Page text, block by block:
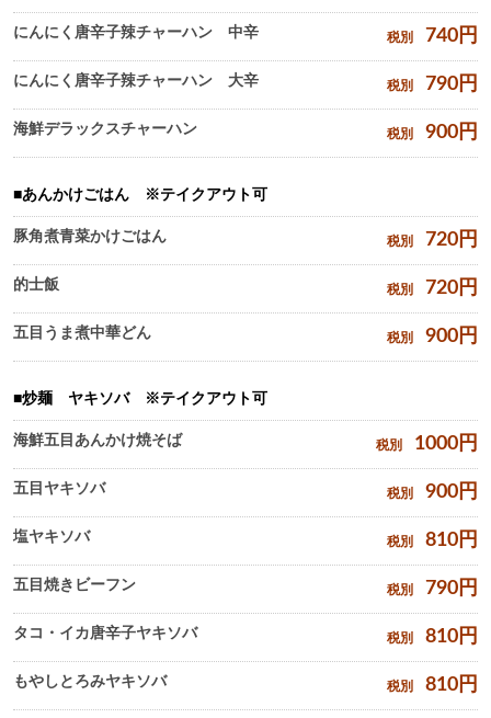
にんにく唐辛子辣チャーハン 中辛 税別 740 円
にんにく唐辛子辣チャーハン 大辛 税別 790 円
海鮮デラックスチャーハン 税別 900 円
あんかけごはん ※テイクアウト可
豚角煮青菜かけごはん 税別 720 円
的士飯 税別 720 円
五目うま煮中華どん 税別 900 円
炒麺 ヤキソバ ※テイクアウト可
海鮮五目あんかけ焼そば 税別 1000 円
五目ヤキソバ 税別 900 円
塩ヤキソバ 税別 810 円
五目焼きビーフン 税別 790 円
タコ・イカ唐辛子ヤキソバ 税別 810 円
もやしとろみヤキソバ 税別 810 円